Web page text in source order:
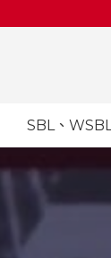
SBL、WSBL